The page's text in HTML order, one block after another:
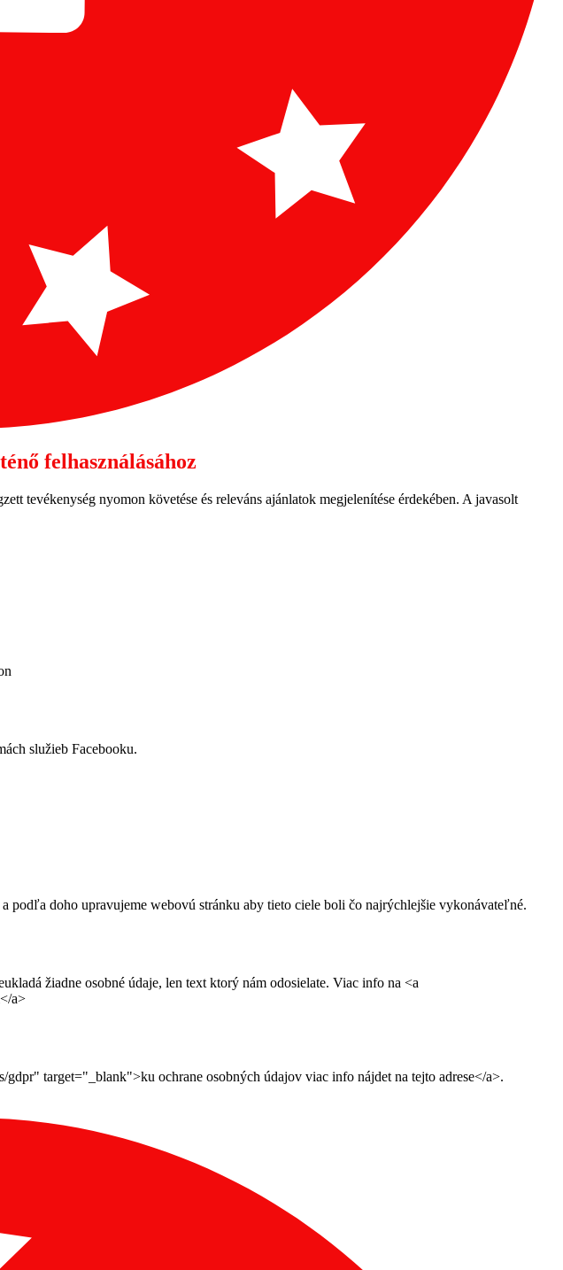
felhasználásához
tevékenység nyomon követése és releváns ajánlatok megjelenítése érdekében. A javasolt
služieb Facebooku.
podľa doho upravujeme webovú stránku aby tieto ciele boli čo najrýchlejšie vykonávateľné.
žiadne osobné údaje, len text ktorý nám odosielate. Viac info na <a
a>
target="_blank">ku ochrane osobných údajov viac info nájdet na tejto adrese</a>.